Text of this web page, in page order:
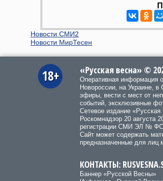
Новости СМИ2
Новости МирТесен
18+ «Русская весна» ©
Оперативная информация
Новороссии, на Украине,
эфиры, вести с мест от
событий, эксклюзивные
Сетевое издание «Русская
Роскомнадзор 20 августа
регистрации СМИ ЭЛ №
Сайт может содержать
предназначенные для лиц
КОНТАКТЫ:
Баннер «Русской Весны»